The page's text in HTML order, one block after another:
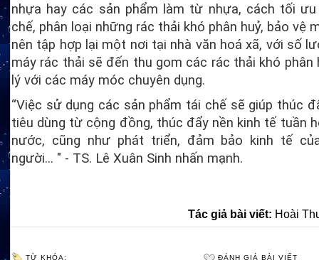
nhựa hay các sản phẩm làm từ nhựa, cách tối
chế, phân loại những rác thải khó phân huỷ, bảo vệ
nên tập hợp lại một nơi tại nhà văn hoá xã, với số
máy rác thải sẽ đến thu gom các rác thải khó phân
lý với các máy móc chuyên dụng.
“Việc sử dụng các sản phẩm tái chế sẽ giúp thúc
tiêu dùng từ cộng đồng, thúc đẩy nền kinh tế tuần
nước, cũng như phát triển, đảm bảo kinh tế
người… " - TS. Lê Xuân Sinh nhấn mạnh.
Tác giả bài viết: Hoài
TỪ KHÓA: ĐÁNH GIÁ BÀI VIẾT